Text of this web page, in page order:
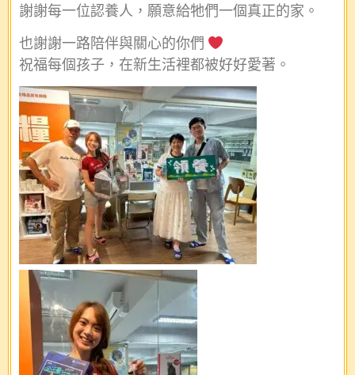
謝謝每一位認養人，願意給牠們一個真正的家。
也謝謝一路陪伴與關心的你們
祝福每個孩子，在新生活裡都被好好愛著。